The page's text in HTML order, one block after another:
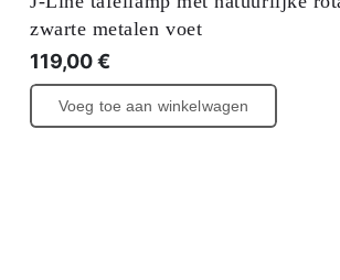
zwarte metalen voet
119,00€
Voeg toe aan winkelwagen